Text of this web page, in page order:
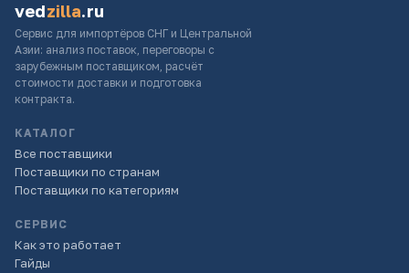
vedzilla.ru
Сервис для импортёров СНГ и Центральной
Азии: анализ поставок, переговоры с
зарубежным поставщиком, расчёт
стоимости доставки и подготовка
контракта.
КАТАЛОГ
Все поставщики
Поставщики по странам
Поставщики по категориям
СЕРВИС
Как это работает
Гайды